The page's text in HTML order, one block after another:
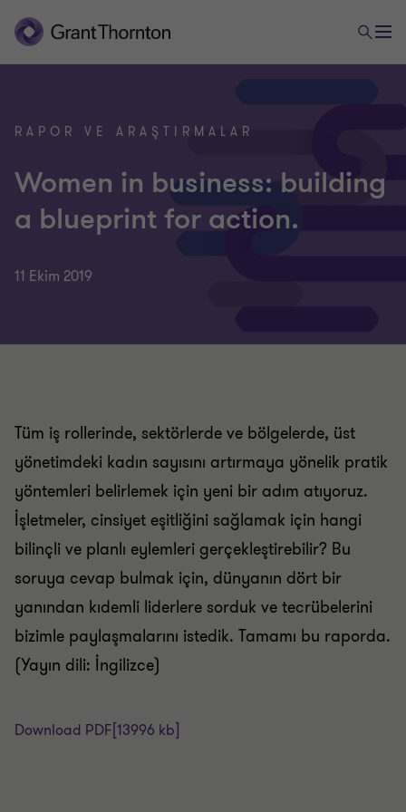
RAPOR VE ARAŞTIRMALAR
Women in business: building
a blueprint for action.
11 Ekim 2019
Tüm iş rollerinde, sektörlerde ve bölgelerde, üst
yönetimdeki kadın sayısını artırmaya yönelik pratik
yöntemleri belirlemek için yeni bir adım atıyoruz.
İşletmeler, cinsiyet eşitliğini sağlamak için hangi
bilinçli ve planlı eylemleri gerçekleştirebilir? Bu
soruya cevap bulmak için, dünyanın dört bir
yanından kıdemli liderlere sorduk ve tecrübelerini
bizimle paylaşmalarını istedik. Tamamı bu raporda.
(Yayın dili: İngilizce)
Download PDF [13996 kb]